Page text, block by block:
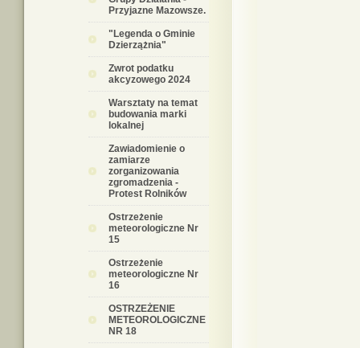
Przyjazne Mazowsze.
"Legenda o Gminie
Dzierzążnia"
Zwrot podatku
akcyzowego 2024
Warsztaty na temat
budowania marki
lokalnej
Zawiadomienie o
zamiarze
zorganizowania
zgromadzenia -
Protest Rolników
Ostrzeżenie
meteorologiczne Nr
15
Ostrzeżenie
meteorologiczne Nr
16
OSTRZEŻENIE
METEOROLOGICZNE
NR 18